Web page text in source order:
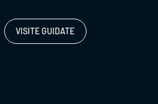
VISITE GUIDATE